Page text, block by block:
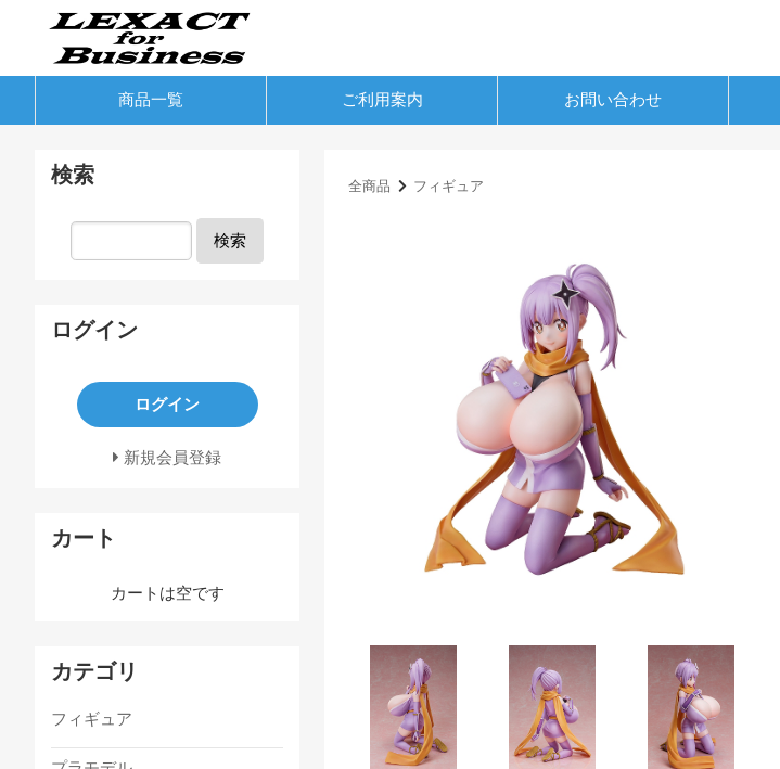
商品一覧 ご利用案内 お問い合わせ
全商品 フィギュア
検索
検索
ログイン
ログイン
新規会員登録
カート
カートは空です
カテゴリ
フィギュア